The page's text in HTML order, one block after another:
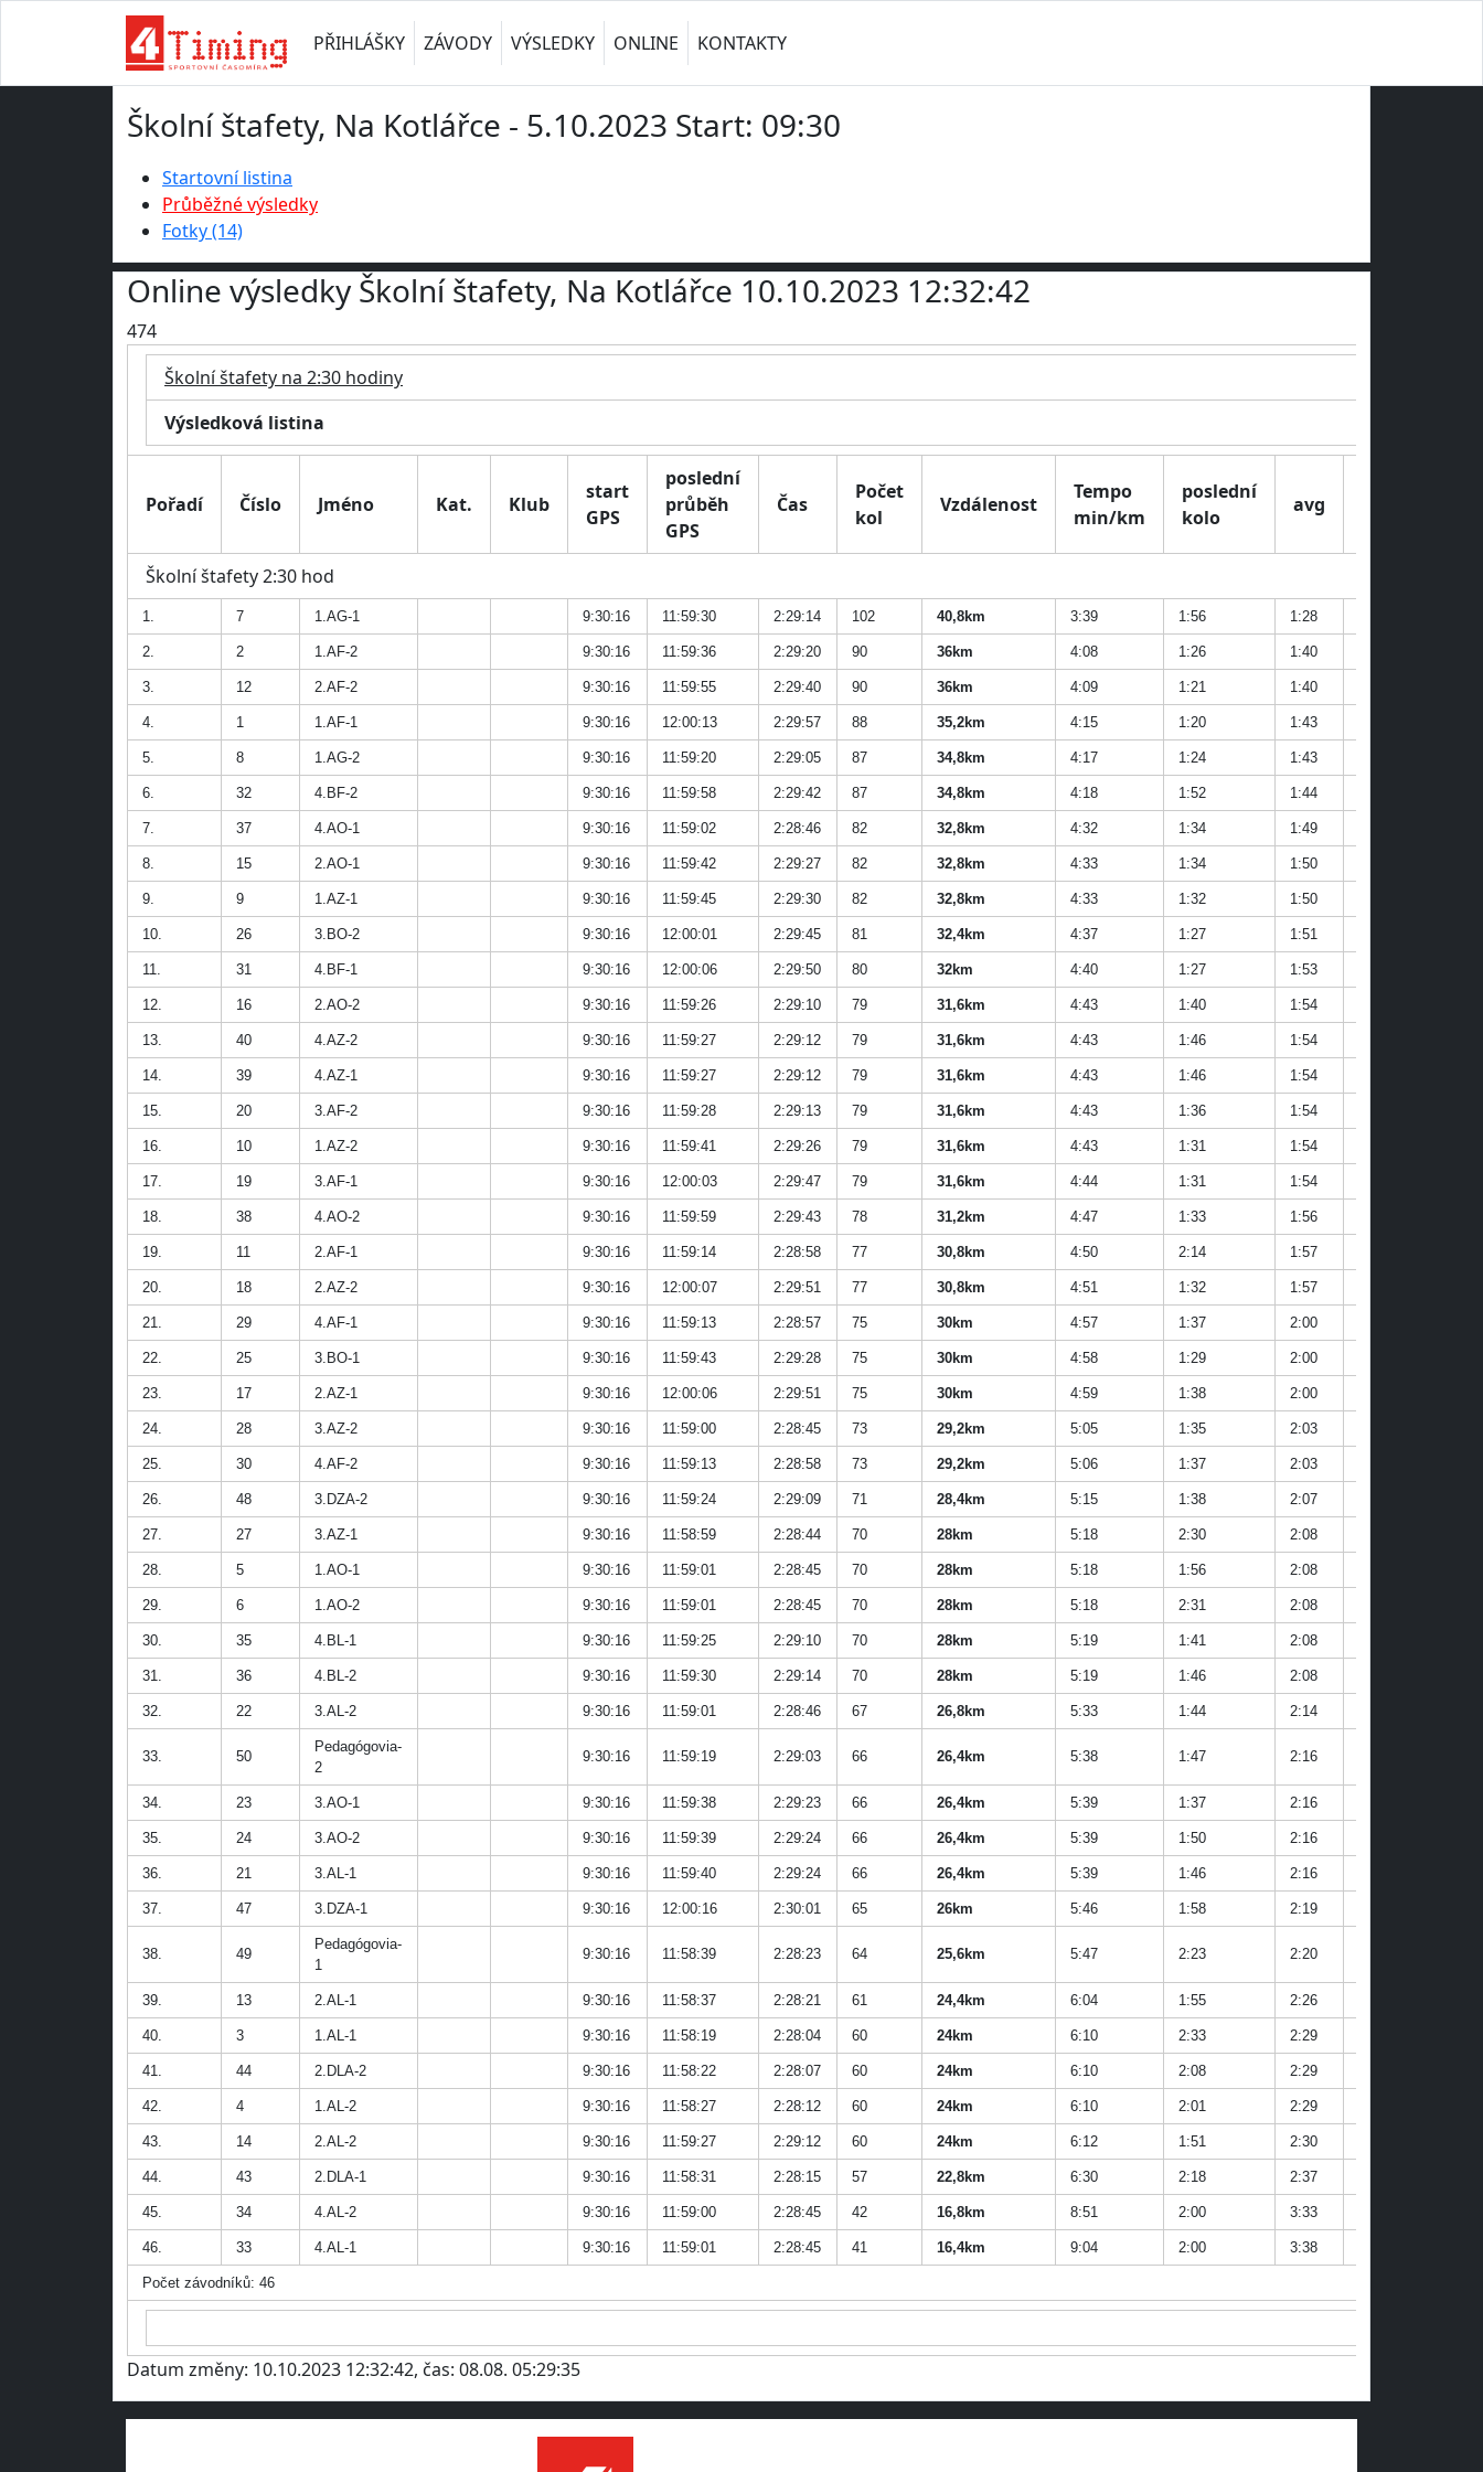
PŘIHLÁŠKY ZÁVODY VÝSLEDKY ONLINE KONTAKTY
Školní štafety, Na Kotlářce - 5.10.2023 Start: 09:30
Startovní listina
Průběžné výsledky
Fotky (14)
Online výsledky Školní štafety, Na Kotlářce 10.10.2023 12:32:42
474
Školní štafety na 2:30 hodiny
Výsledková listina
Pořadí Číslo Jméno Kat. Klub
start
GPS
poslední
průběh
GPS
Čas
Počet
kol
Vzdálenost
Tempo
min/km
poslední
kolo
avg
Školní štafety 2:30 hod
1. 7 1.AG-1 9:30:16 11:59:30 2:29:14 102 40,8km 3:39 1:56 1:28
2. 2 1.AF-2 9:30:16 11:59:36 2:29:20 90 36km 4:08 1:26 1:40
3. 12 2.AF-2 9:30:16 11:59:55 2:29:40 90 36km 4:09 1:21 1:40
4. 1 1.AF-1 9:30:16 12:00:13 2:29:57 88 35,2km 4:15 1:20 1:43
5. 8 1.AG-2 9:30:16 11:59:20 2:29:05 87 34,8km 4:17 1:24 1:43
6. 32 4.BF-2 9:30:16 11:59:58 2:29:42 87 34,8km 4:18 1:52 1:44
7. 37 4.AO-1 9:30:16 11:59:02 2:28:46 82 32,8km 4:32 1:34 1:49
8. 15 2.AO-1 9:30:16 11:59:42 2:29:27 82 32,8km 4:33 1:34 1:50
9. 9 1.AZ-1 9:30:16 11:59:45 2:29:30 82 32,8km 4:33 1:32 1:50
10. 26 3.BO-2 9:30:16 12:00:01 2:29:45 81 32,4km 4:37 1:27 1:51
11. 31 4.BF-1 9:30:16 12:00:06 2:29:50 80 32km 4:40 1:27 1:53
12. 16 2.AO-2 9:30:16 11:59:26 2:29:10 79 31,6km 4:43 1:40 1:54
13. 40 4.AZ-2 9:30:16 11:59:27 2:29:12 79 31,6km 4:43 1:46 1:54
14. 39 4.AZ-1 9:30:16 11:59:27 2:29:12 79 31,6km 4:43 1:46 1:54
15. 20 3.AF-2 9:30:16 11:59:28 2:29:13 79 31,6km 4:43 1:36 1:54
16. 10 1.AZ-2 9:30:16 11:59:41 2:29:26 79 31,6km 4:43 1:31 1:54
17. 19 3.AF-1 9:30:16 12:00:03 2:29:47 79 31,6km 4:44 1:31 1:54
18. 38 4.AO-2 9:30:16 11:59:59 2:29:43 78 31,2km 4:47 1:33 1:56
19. 11 2.AF-1 9:30:16 11:59:14 2:28:58 77 30,8km 4:50 2:14 1:57
20. 18 2.AZ-2 9:30:16 12:00:07 2:29:51 77 30,8km 4:51 1:32 1:57
21. 29 4.AF-1 9:30:16 11:59:13 2:28:57 75 30km 4:57 1:37 2:00
22. 25 3.BO-1 9:30:16 11:59:43 2:29:28 75 30km 4:58 1:29 2:00
23. 17 2.AZ-1 9:30:16 12:00:06 2:29:51 75 30km 4:59 1:38 2:00
24. 28 3.AZ-2 9:30:16 11:59:00 2:28:45 73 29,2km 5:05 1:35 2:03
25. 30 4.AF-2 9:30:16 11:59:13 2:28:58 73 29,2km 5:06 1:37 2:03
26. 48 3.DZA-2 9:30:16 11:59:24 2:29:09 71 28,4km 5:15 1:38 2:07
27. 27 3.AZ-1 9:30:16 11:58:59 2:28:44 70 28km 5:18 2:30 2:08
28. 5 1.AO-1 9:30:16 11:59:01 2:28:45 70 28km 5:18 1:56 2:08
29. 6 1.AO-2 9:30:16 11:59:01 2:28:45 70 28km 5:18 2:31 2:08
30. 35 4.BL-1 9:30:16 11:59:25 2:29:10 70 28km 5:19 1:41 2:08
31. 36 4.BL-2 9:30:16 11:59:30 2:29:14 70 28km 5:19 1:46 2:08
32. 22 3.AL-2 9:30:16 11:59:01 2:28:46 67 26,8km 5:33 1:44 2:14
33. 50
Pedagógovia-
2
9:30:16 11:59:19 2:29:03 66 26,4km 5:38 1:47 2:16
34. 23 3.AO-1 9:30:16 11:59:38 2:29:23 66 26,4km 5:39 1:37 2:16
35. 24 3.AO-2 9:30:16 11:59:39 2:29:24 66 26,4km 5:39 1:50 2:16
36. 21 3.AL-1 9:30:16 11:59:40 2:29:24 66 26,4km 5:39 1:46 2:16
37. 47 3.DZA-1 9:30:16 12:00:16 2:30:01 65 26km 5:46 1:58 2:19
38. 49
Pedagógovia-
1
9:30:16 11:58:39 2:28:23 64 25,6km 5:47 2:23 2:20
39. 13 2.AL-1 9:30:16 11:58:37 2:28:21 61 24,4km 6:04 1:55 2:26
40. 3 1.AL-1 9:30:16 11:58:19 2:28:04 60 24km 6:10 2:33 2:29
41. 44 2.DLA-2 9:30:16 11:58:22 2:28:07 60 24km 6:10 2:08 2:29
42. 4 1.AL-2 9:30:16 11:58:27 2:28:12 60 24km 6:10 2:01 2:29
43. 14 2.AL-2 9:30:16 11:59:27 2:29:12 60 24km 6:12 1:51 2:30
44. 43 2.DLA-1 9:30:16 11:58:31 2:28:15 57 22,8km 6:30 2:18 2:37
45. 34 4.AL-2 9:30:16 11:59:00 2:28:45 42 16,8km 8:51 2:00 3:33
46. 33 4.AL-1 9:30:16 11:59:01 2:28:45 41 16,4km 9:04 2:00 3:38
Počet závodníků: 46
Datum změny: 10.10.2023 12:32:42, čas: 08.08. 05:29:35